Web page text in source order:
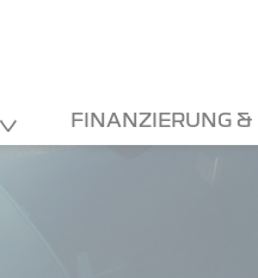
FINANZIERUNG &